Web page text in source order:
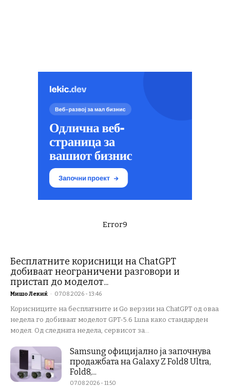
Error9
Бесплатните корисници на ChatGPT
добиваат неограничени разговори и
пристап до моделот...
Мишо Лекиќ - 07.08.2026 - 13:46
Корисниците на бесплатните и Go верзии на ChatGPT од оваа
недела го добиваат моделот GPT-5.6 Luna како стандарден
модел. Од следната недела, сервисот за...
Samsung официјално ја започнува
продажбата на Galaxy Z Fold8 Ultra,
Fold8,...
07.08.2026 - 11:50